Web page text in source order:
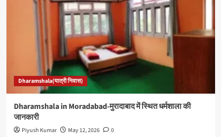
Dharamshala(यात्री निवास)
Dharamshala in Moradabad-मुरादाबाद में स्थित धर्मशाला की
जानकारी
Piyush Kumar May 12, 2026 0